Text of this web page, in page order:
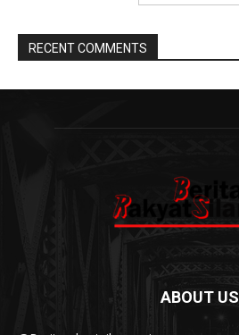
RECENT COMMENTS
ABOUT US